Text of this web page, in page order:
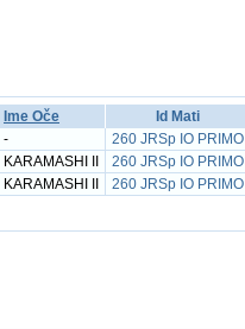
Ime Oče Id Mati
- 260 JRSp IO PRIMO
KARAMASHI II 260 JRSp IO PRIMO
KARAMASHI II 260 JRSp IO PRIMO